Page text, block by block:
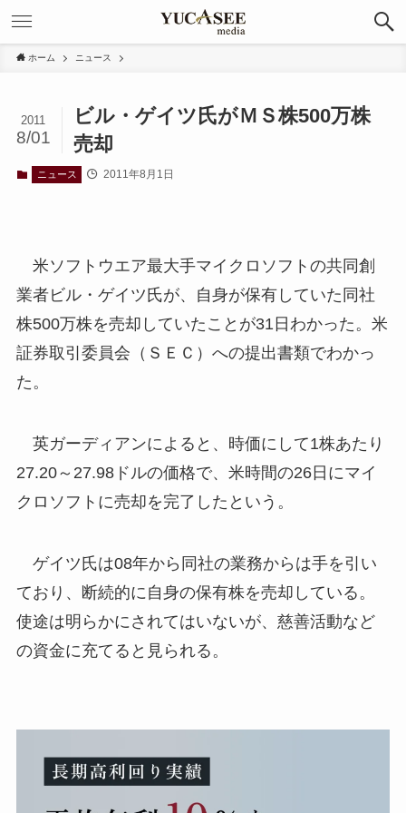
ホーム ニュース
ビル・ゲイツ氏がＭＳ株500万株
売却
2011
8/01
ニュース 2011年8月1日
米ソフトウエア最大手マイクロソフトの共同創
業者ビル・ゲイツ氏が、自身が保有していた同社
株500万株を売却していたことが31日わかった。米
証券取引委員会（ＳＥＣ）への提出書類でわかっ
た。
英ガーディアンによると、時価にして1株あたり
27.20～27.98ドルの価格で、米時間の26日にマイ
クロソフトに売却を完了したという。
ゲイツ氏は08年から同社の業務からは手を引い
ており、断続的に自身の保有株を売却している。
使途は明らかにされてはいないが、慈善活動など
の資金に充てると見られる。